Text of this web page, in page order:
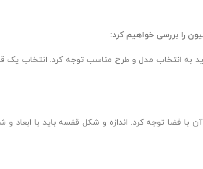
را بررسی خواهیم کرد:
به انتخاب مدل و طرح مناسب توجه کرد. انتخاب
با فضا توجه کرد. اندازه و شکل قفسه باید با